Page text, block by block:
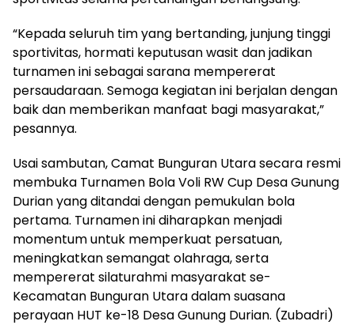
“Kepada seluruh tim yang bertanding, junjung tinggi
sportivitas, hormati keputusan wasit dan jadikan
turnamen ini sebagai sarana mempererat
persaudaraan. Semoga kegiatan ini berjalan dengan
baik dan memberikan manfaat bagi masyarakat,”
pesannya.
Usai sambutan, Camat Bunguran Utara secara resmi
membuka Turnamen Bola Voli RW Cup Desa Gunung
Durian yang ditandai dengan pemukulan bola
pertama. Turnamen ini diharapkan menjadi
momentum untuk memperkuat persatuan,
meningkatkan semangat olahraga, serta
mempererat silaturahmi masyarakat se-
Kecamatan Bunguran Utara dalam suasana
perayaan HUT ke-18 Desa Gunung Durian. (Zubadri)